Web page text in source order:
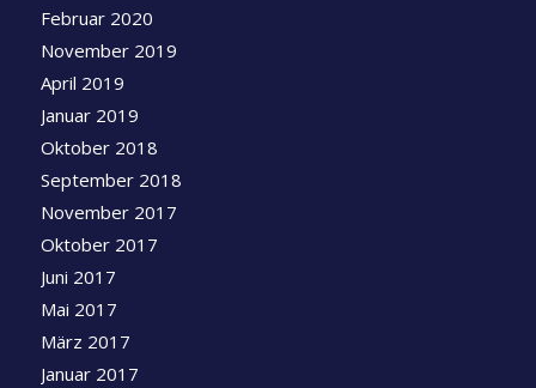
Februar 2020
November 2019
April 2019
Januar 2019
Oktober 2018
September 2018
November 2017
Oktober 2017
Juni 2017
Mai 2017
März 2017
Januar 2017